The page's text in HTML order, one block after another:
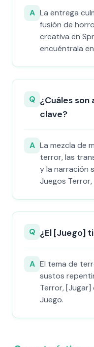
A La entrega
fusión de
creativa en
encuéntrala
Q ¿Cuáles
clave?
A La mezcla de
terror, las
y la narración
Juegos
Q ¿El [Juego]
A El tema de
sustos
Terror,
Juego.